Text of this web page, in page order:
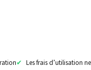
Les frais d’utilisation